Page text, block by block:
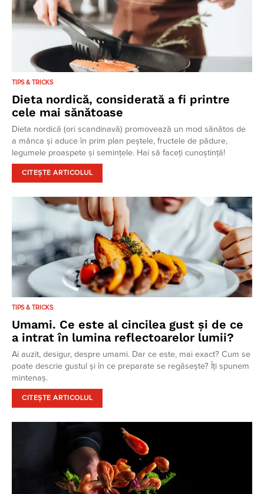
TIPS & TRICKS
Dieta nordică, considerată a fi printre
cele mai sănătoase
Dieta nordică (ori scandinavă) promovează un mod sănătos de
a mânca și aduce în prim plan peștele, fructele de pădure,
legumele proaspete și semințele. Hai să faceți cunoștință!
CITEȘTE ARTICOLUL
TIPS & TRICKS
Umami. Ce este al cincilea gust și de ce
a intrat în lumina reflectoarelor lumii?
Ai auzit, desigur, despre umami. Dar ce este, mai exact? Cum se
poate descrie gustul și în ce preparate se regăsește? Îți spunem
mintenaș.
CITEȘTE ARTICOLUL